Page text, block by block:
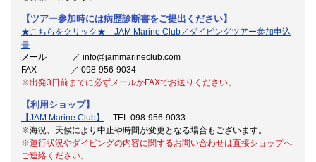
【ツアー参加時には病歴診断書をご提出ください】
★こちらをクリック★ JAM Marine Club／ダイビングツアー参加申込
書
メール ／ info@jammarineclub.com
FAX ／ 098-956-9034
※出発3日前までに必ずメールかFAXでお送りください。
【利用ショップ】
【JAM Marine Club】
TEL:098-956-9033
※海況、天候により中止や時間が変更となる場合もございます。
※運行状況やダイビングの内容に関するお問い合わせは直接ショップへ
ご連絡ください。